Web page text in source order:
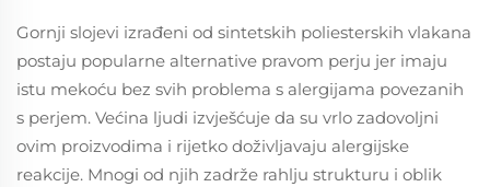
Gornji slojevi izrađeni od sintetskih poliesterskih vlakana
postaju popularne alternative pravom perju jer imaju
istu mekoću bez svih problema s alergijama povezanih
s perjem. Većina ljudi izvješćuje da su vrlo zadovoljni
ovim proizvodima i rijetko doživljavaju alergijske
reakcije. Mnogi od njih zadrže rahlju strukturu i oblik